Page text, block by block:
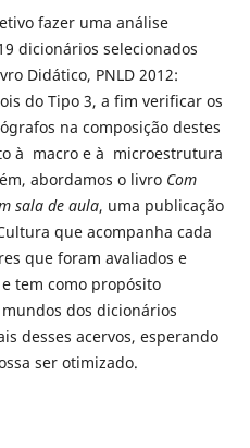
fazer uma análise
dicionários selecionados
Didático, PNLD 2012:
do Tipo 3, a fim verificar os
na composição destes
à macro e à microestrutura
abordamos o livro Com
sala de aula, uma publicação
que acompanha cada
que foram avaliados e
tem como propósito
dos dicionários
desses acervos, esperando
ser otimizado.